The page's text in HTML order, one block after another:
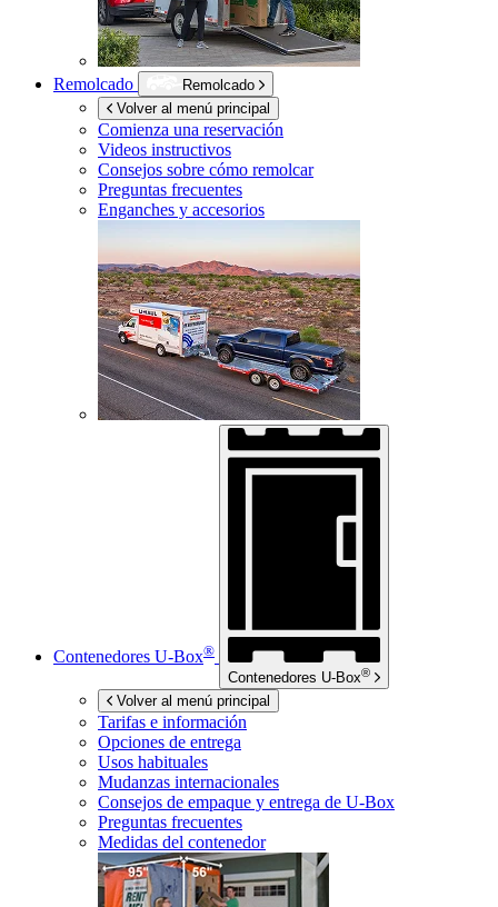
Remolcado
Remolcado
Volver al menú principal
Comienza una reservación
Videos instructivos
Consejos sobre cómo remolcar
Preguntas frecuentes
Enganches y accesorios
Contenedores U-Box®
Contenedores U-Box®
Volver al menú principal
Tarifas e información
Opciones de entrega
Usos habituales
Mudanzas internacionales
Consejos de empaque y entrega de U-Box
Preguntas frecuentes
Medidas del contenedor